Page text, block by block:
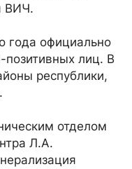
ВИЧ.
года официально
позитивных лиц. В
республики,
отделом
Л.А.